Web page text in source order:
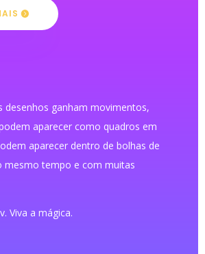
desenhos ganham movimentos,
aparecer como quadros em
aparecer dentro de bolhas de
mesmo tempo e com muitas
Viva a mágica.